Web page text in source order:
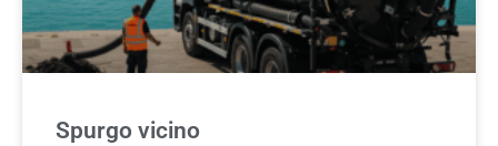
Spurgo vicino